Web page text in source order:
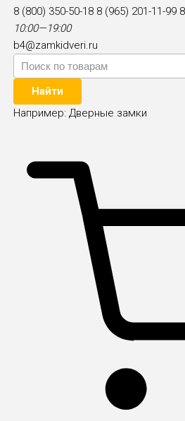
8 (800) 350-50-18 8 (965) 201-11-99
10:00—19:00
b4@zamkidveri.ru
Найти
Например:Дверные замки